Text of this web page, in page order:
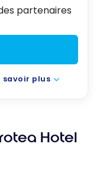
partenaires
savoir plus
Hotel